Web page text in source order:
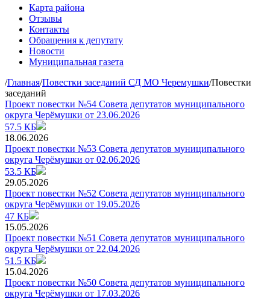
Карта района
Отзывы
Контакты
Обращения к депутату
Новости
Муниципальная газета
/Главная/Повестки заседаний СД МО Черемушки/Повестки
заседаний
Проект повестки №54 Совета депутатов муниципального
округа Черёмушки от 23.06.2026
57.5 КБ
18.06.2026
Проект повестки №53 Совета депутатов муниципального
округа Черёмушки от 02.06.2026
53.5 КБ
29.05.2026
Проект повестки №52 Совета депутатов муниципального
округа Черёмушки от 19.05.2026
47 КБ
15.05.2026
Проект повестки №51 Совета депутатов муниципального
округа Черёмушки от 22.04.2026
51.5 КБ
15.04.2026
Проект повестки №50 Совета депутатов муниципального
округа Черёмушки от 17.03.2026